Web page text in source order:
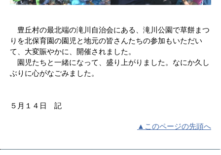
豊丘村の最北端の滝川自治会にある、滝川公園で草餅まつ
りを北保育園の園児と地元の皆さんたちの参加もいただい
て、大変賑やかに、開催されました。
園児たちと一緒になって、盛り上がりました。なにか久し
ぶりに心がなごみました。
５月１４日 記
▲このページの先頭へ